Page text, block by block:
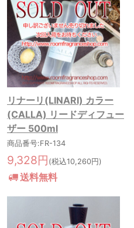
リナーリ(LINARI) カラー
(CALLA) リードディフュー
ザー 500ml
商品番号:FR-134
9,328円 (税込10,260円)
送料無料